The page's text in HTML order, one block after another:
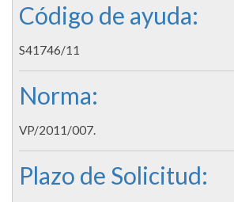
Código de ayuda:
S41746/11
Norma:
VP/2011/007.
Plazo de Solicitud: